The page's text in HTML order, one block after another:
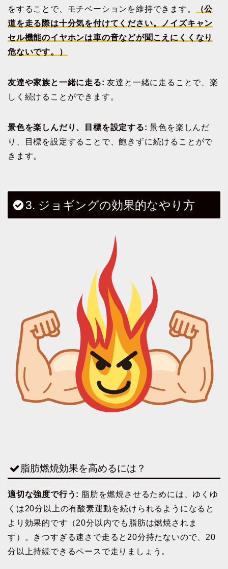
をすることで、モチベーションを維持できます。
（公
道を走る際は十分気を付けてください。ノイズキャン
セル機能のイヤホンは車の音などが聞こえにくくなり
危ないです。）
友達や家族と一緒に走る: 友達と一緒に走ることで、楽
しく続けることができます。
景色を楽しんだり、目標を設定する: 景色を楽しんだ
り、目標を設定することで、飽きずに続けることがで
きます。
3. ジョギングの効果的なやり方
脂肪燃焼効果を高めるには？
適切な強度で行う: 脂肪を燃焼させるためには、ゆくゆ
くは20分以上の有酸素運動を続けられるようになると
より効果的です（20分以内でも脂肪は燃焼されま
す）。きつすぎる速さで走ると20分持たないので、20
分以上持続できるペースで走りましょう。